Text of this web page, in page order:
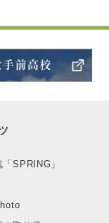
SPRING」